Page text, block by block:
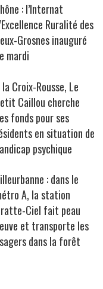
: l’Internat
Ruralité des
Grosnes inauguré
mardi
la Croix-Rousse, Le
Caillou cherche
fonds pour ses
en situation de
psychique
: dans le
A, la station
Ciel fait peau
et transporte les
dans la forêt